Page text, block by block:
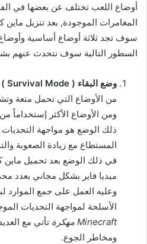
أوضاع اللعب تختلف عن بعضها في
المغامرات الموجودة, بعد تنزيل ماين
سوف تجد ثلاثة أوضاع أساسية وأوضاع
السطور التالية سوف نتحدث عنهم
وضع البقاء ( Survival Mode ) :
من الأوضاع التي تحمل متعة
ومن الأوضاع الأكثر
ذلك الوضع هو مواجهة التحديات
المستطاع مع زيادة الصعوبة
ميديا فاير بشكل مجاني بعدد
وعليه العمل على جمع الموارد
الأسلحة لمواجهة التحديات
Minecraft مهكرة
تأتي مع
ومخاطر الجوع.